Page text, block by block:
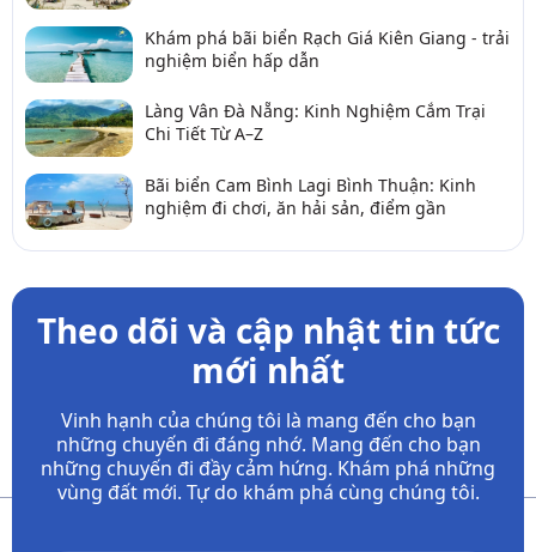
Khám phá bãi biển Rạch Giá Kiên Giang - trải
nghiệm biển hấp dẫn
Làng Vân Đà Nẵng: Kinh Nghiệm Cắm Trại
Chi Tiết Từ A–Z
Bãi biển Cam Bình Lagi Bình Thuận: Kinh
nghiệm đi chơi, ăn hải sản, điểm gần
Theo dõi và cập nhật tin tức
mới nhất
Vinh hạnh của chúng tôi là mang đến cho bạn
những chuyến đi đáng nhớ. Mang đến cho bạn
những chuyến đi đầy cảm hứng. Khám phá những
vùng đất mới. Tự do khám phá cùng chúng tôi.